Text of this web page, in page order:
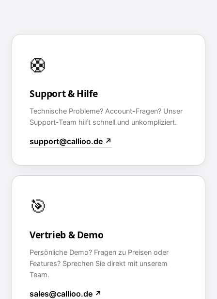
🛟
Support & Hilfe
Technische Probleme? Account-Fragen? Unser
Support-Team hilft schnell und unkompliziert.
support@callioo.de ↗
🎯
Vertrieb & Demo
Persönliche Demo? Fragen zu Preisen oder
Features? Sprechen Sie direkt mit unserem
Team.
sales@callioo.de ↗